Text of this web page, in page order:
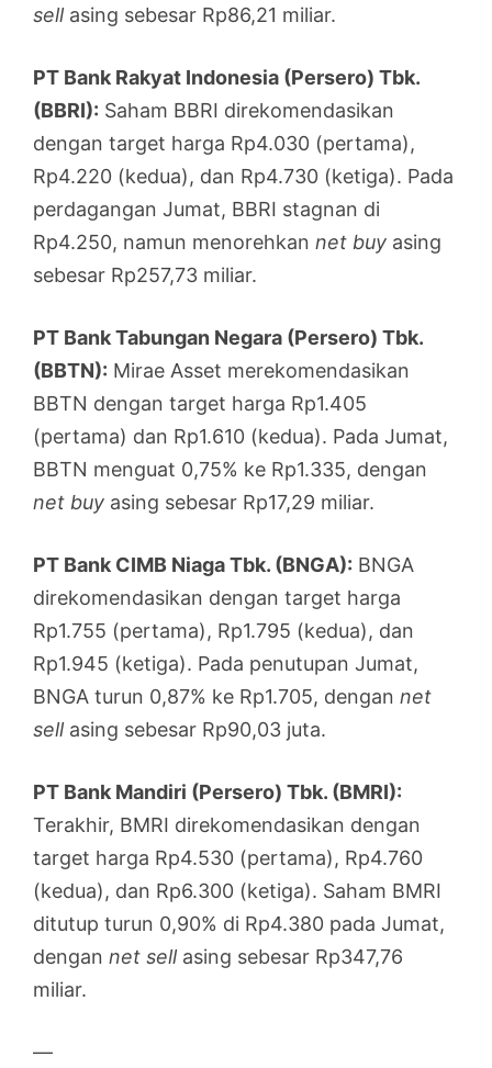
sellasing sebesar Rp86,21 miliar.
PT Bank Rakyat Indonesia (Persero) Tbk.
(BBRI): Saham BBRI direkomendasikan
dengan target harga Rp4.030 (pertama),
Rp4.220 (kedua), dan Rp4.730 (ketiga). Pada
perdagangan Jumat, BBRI stagnan di
Rp4.250, namun menorehkan net buy asing
sebesar Rp257,73 miliar.
PT Bank Tabungan Negara (Persero) Tbk.
(BBTN): Mirae Asset merekomendasikan
BBTN dengan target harga Rp1.405
(pertama) dan Rp1.610 (kedua). Pada Jumat,
BBTN menguat 0,75% ke Rp1.335, dengan
net buy asing sebesar Rp17,29 miliar.
PT Bank CIMB Niaga Tbk. (BNGA): BNGA
direkomendasikan dengan target harga
Rp1.755 (pertama), Rp1.795 (kedua), dan
Rp1.945 (ketiga). Pada penutupan Jumat,
BNGA turun 0,87% ke Rp1.705, dengan net
sellasing sebesar Rp90,03 juta.
PT Bank Mandiri (Persero) Tbk. (BMRI):
Terakhir, BMRI direkomendasikan dengan
target harga Rp4.530 (pertama), Rp4.760
(kedua), dan Rp6.300 (ketiga). Saham BMRI
ditutup turun 0,90% di Rp4.380 pada Jumat,
dengan net sellasing sebesar Rp347,76
miliar.
—